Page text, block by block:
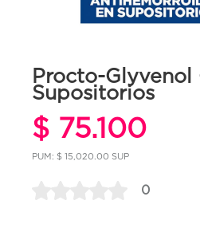
Procto-Glyvenol
Supositorios
$ 75.100
PUM: $ 15,020.00 SUP
0